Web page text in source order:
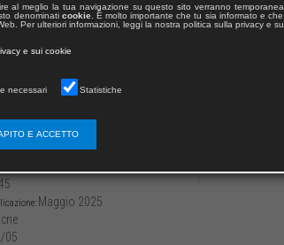
virtuali: da
Maggio 2025
05
al meglio la tua navigazione su questo sito verranno
denominati cookie. È molto importante che tu sia informato e
Per ulteriori informazioni, leggi la nostra politica sulla privacy e
e sui cookie
necessari Statistiche
E ACCETTO